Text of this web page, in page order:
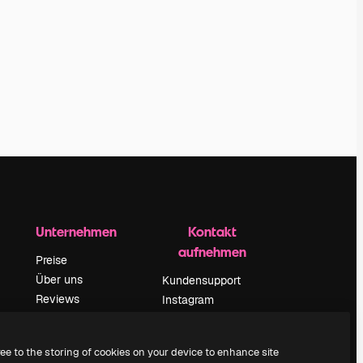
Unternehmen
Preise
Über uns
Reviews
Blog
Kontakt
aufnehmen
Kundensupport
Instagram
TikTok
to the storing of cookies on your device to enhance site